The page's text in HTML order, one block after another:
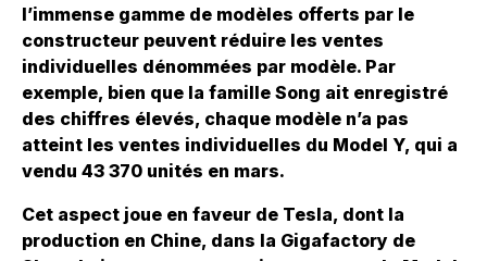
l’immense gamme de modèles offerts par le
constructeur peuvent réduire les ventes
individuelles dénommées par modèle. Par
exemple, bien que la famille Song ait enregistré
des chiffres élevés, chaque modèle n’a pas
atteint les ventes individuelles du Model Y, qui a
vendu 43 370 unités en mars.
Cet aspect joue en faveur de Tesla, dont la
production en Chine, dans la Gigafactory de